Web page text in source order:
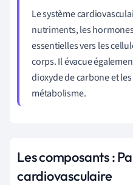
Le système
nutriments, les
essentielles vers les
corps. Il évacue
dioxyde de carbone et
métabolisme.
Les composants :
cardiovasculaire